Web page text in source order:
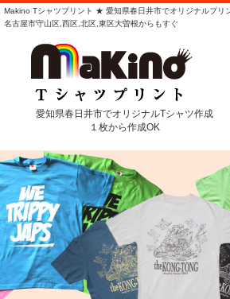
Makino Tシャツプリント ★ 愛知県春日井市でオリジナルプリ
名古屋市守山区,西区,北区,東区大曽根からもすぐ
愛知県春日井市でオリジナルTシャツ作成
１枚から作成OK